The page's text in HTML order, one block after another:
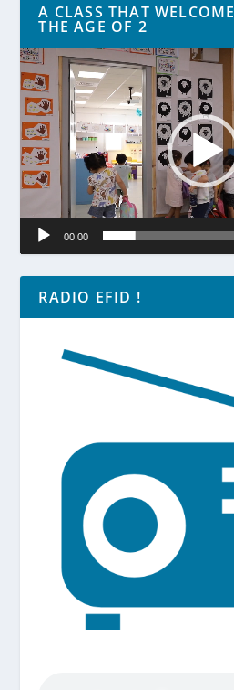
A CLASS THAT
THE AGE OF 2
Lecteur
vidéo
00:00
RADIO EFID !